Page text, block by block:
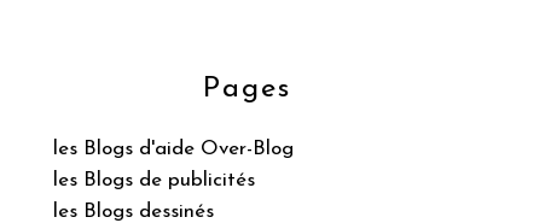
Pages
les Blogs d'aide Over-Blog
les Blogs de publicités
les Blogs dessinés